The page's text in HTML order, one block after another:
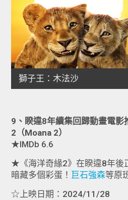
9、睽違8年續集回歸動畫電
2（Moana 2）
★IMDb 6.6
★《海洋奇緣2》在睽違8年後
暗藏多個彩蛋！ 巨石強森等原
☆上映日期：2024/11/28